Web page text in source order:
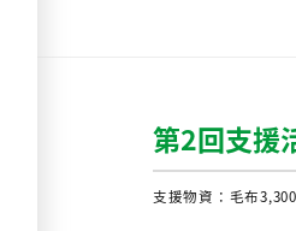
第2回支援
支援物資：毛布